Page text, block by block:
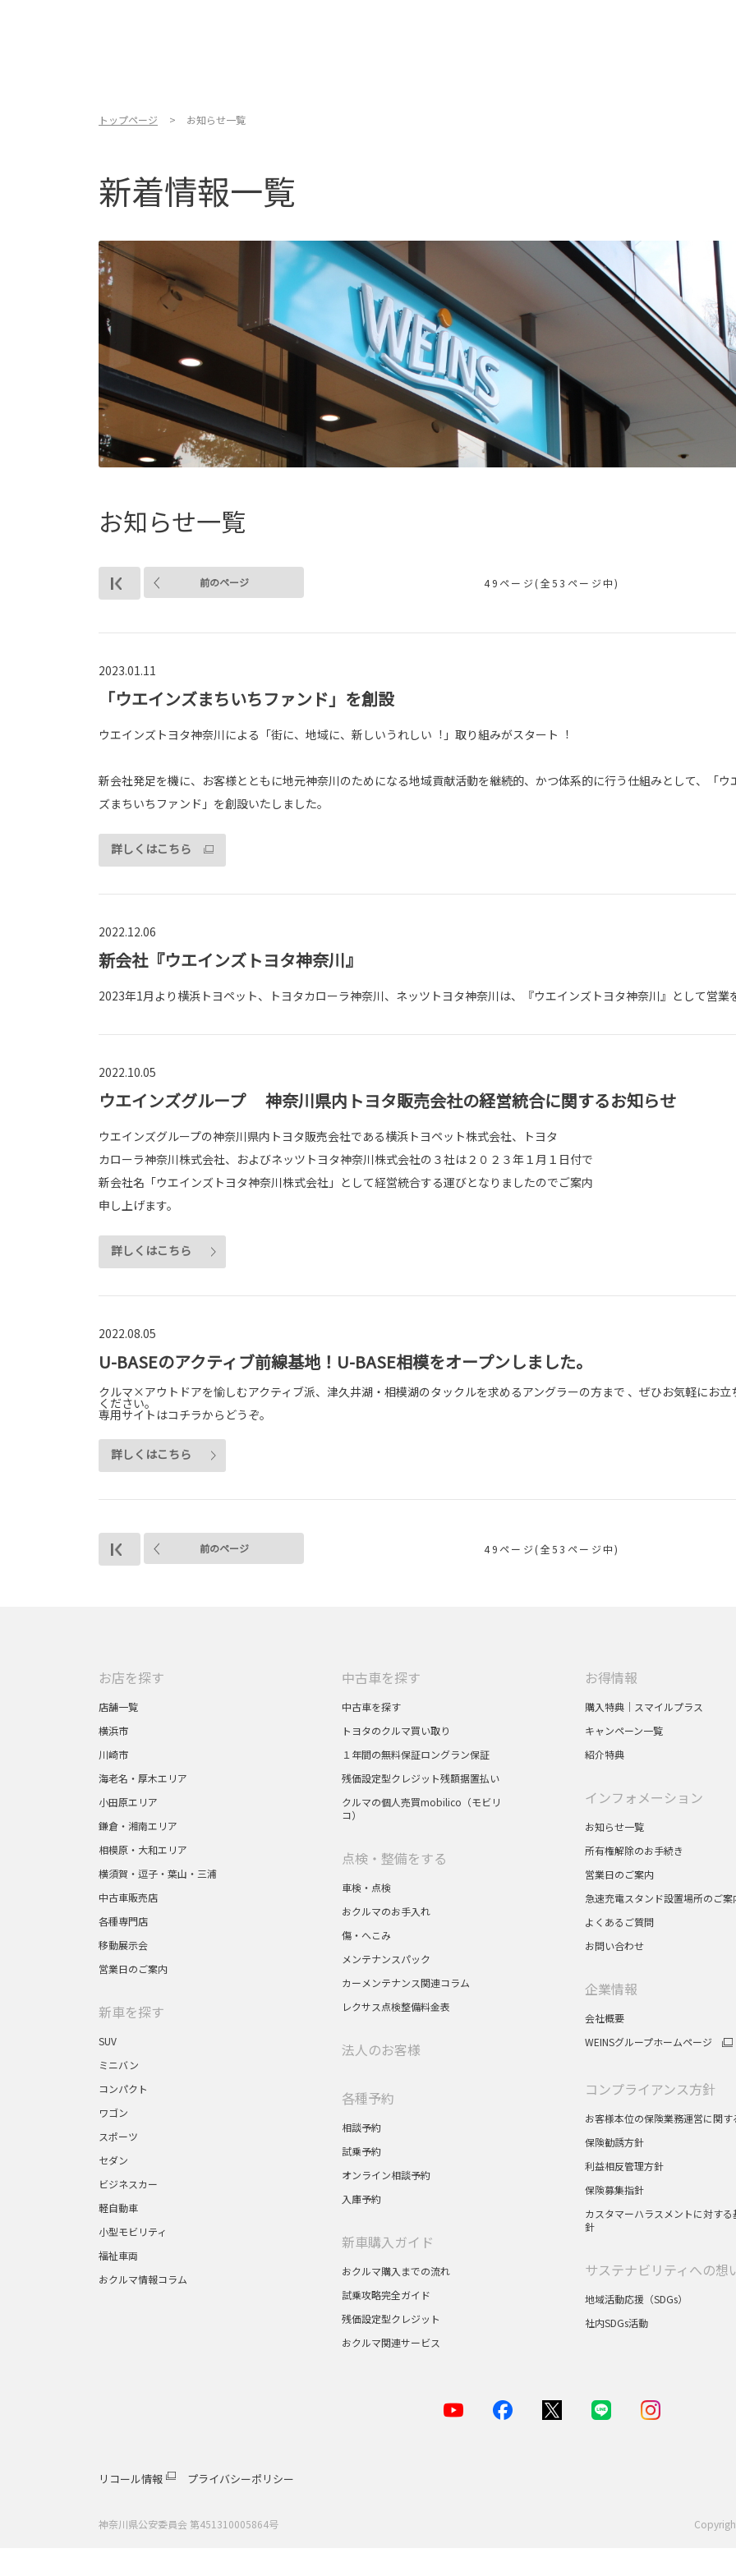
トップページ お知らせ一覧
新着情報一覧
お知らせ一覧
前のページ 49ページ(全53ページ中)
2023.01.11
「ウエインズまちいちファンド」を創設
ウエインズトヨタ神奈川による「街に、地域に、新しいうれしい︕」取り組みがスタート︕
新会社発足を機に、お客様とともに地元神奈川のためになる地域貢献活動を継続的、かつ体系的に⾏う仕組みとして、「ウ
ズまちいちファンド」を創設いたしました。
詳しくはこちら
2022.12.06
新会社『ウエインズトヨタ神奈川』
2023年1月より横浜トヨペット、トヨタカローラ神奈川、ネッツトヨタ神奈川は、『ウエインズトヨタ神奈川』として営業
2022.10.05
ウエインズグループ 神奈川県内トヨタ販売会社の経営統合に関するお知らせ
ウエインズグループの神奈川県内トヨタ販売会社である横浜トヨペット株式会社、トヨタ
カローラ神奈川株式会社、およびネッツトヨタ神奈川株式会社の３社は２０２３年１月１日付で
新会社名「ウエインズトヨタ神奈川株式会社」として経営統合する運びとなりましたのでご案内
申し上げます。
詳しくはこちら
2022.08.05
U-BASEのアクティブ前線基地！U-BASE相模をオープンしました。
クルマ×アウトドアを愉しむアクティブ派、津久井湖・相模湖のタックルを求めるアングラーの方まで 、ぜひお気軽にお立
ください。
専用サイトはコチラからどうぞ。
詳しくはこちら
前のページ 49ページ(全53ページ中)
お店を探す
店舗一覧
横浜市
川崎市
海老名・厚木エリア
小田原エリア
鎌倉・湘南エリア
相模原・大和エリア
横須賀・逗子・葉山・三浦
中古車販売店
各種専門店
移動展示会
営業日のご案内
新車を探す
SUV
ミニバン
コンパクト
ワゴン
スポーツ
セダン
ビジネスカー
軽自動車
小型モビリティ
福祉車両
おクルマ情報コラム
中古車を探す
中古車を探す
トヨタのクルマ買い取り
１年間の無料保証ロングラン保証
残価設定型クレジット残額据置払い
クルマの個人売買mobilico（モビリ
コ）
点検・整備をする
車検・点検
おクルマのお手入れ
傷・へこみ
メンテナンスパック
カーメンテナンス関連コラム
レクサス点検整備料金表
法人のお客様
各種予約
相談予約
試乗予約
オンライン相談予約
入庫予約
新車購入ガイド
おクルマ購入までの流れ
試乗攻略完全ガイド
残価設定型クレジット
おクルマ関連サービス
お得情報
購入特典｜スマイルプラス
キャンペーン一覧
紹介特典
インフォメーション
お知らせ一覧
所有権解除のお手続き
営業日のご案内
急速充電スタンド設置場所のご案
よくあるご質問
お問い合わせ
企業情報
会社概要
WEINSグループホームページ
コンプライアンス方針
お客様本位の保険業務運営に関す
保険勧誘方針
利益相反管理方針
保険募集指針
カスタマーハラスメントに対する
針
サステナビリティへの想
地域活動応援（SDGs）
社内SDGs活動
リコール情報 プライバシーポリシー
神奈川県公安委員会 第451310005864号